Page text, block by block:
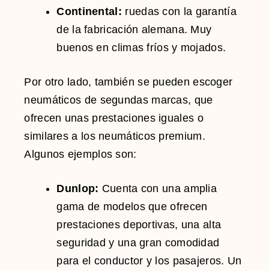
Continental: ruedas con la garantía
de la fabricación alemana. Muy
buenos en climas fríos y mojados.
Por otro lado, también se pueden escoger
neumáticos de segundas marcas, que
ofrecen unas prestaciones iguales o
similares a los neumáticos premium.
Algunos ejemplos son:
Dunlop: Cuenta con una amplia
gama de modelos que ofrecen
prestaciones deportivas, una alta
seguridad y una gran comodidad
para el conductor y los pasajeros. Un